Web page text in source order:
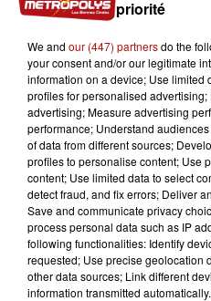
7 août 2026
La forêt de Mormal
priorité
We and our (447) partnersdo the
your consent and/or our legitimate
information on a device; Use limited
profiles for personalised
advertising; Measure advertising
performance; Understand
of data from different sources;
profiles to personalise content; Use
content; Use limited data to select
detect fraud, and fix errors; Deliver
Save and communicate privacy
process personal data such as IP
following functionalities: Identify
requested; Use precise geolocation
other data sources; Link different
information transmitted automatically.